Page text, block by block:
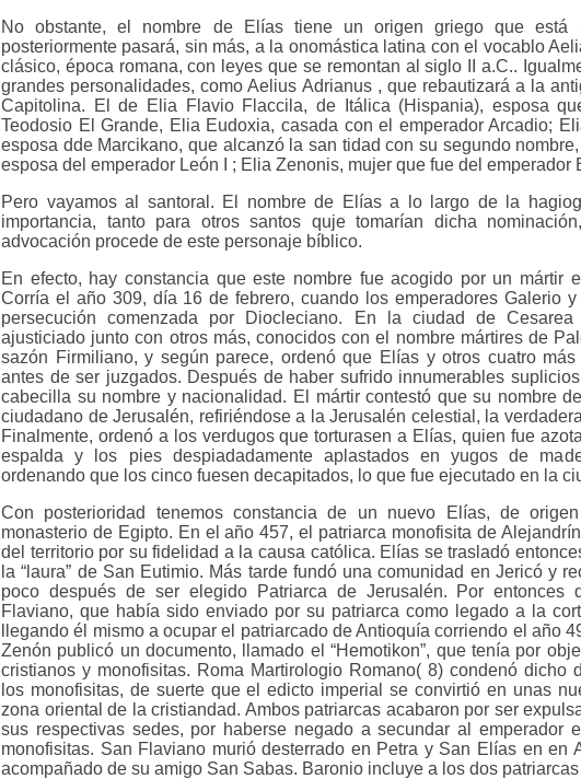
No obstante, el nombre de Elías tiene un origen griego que está
posteriormente pasará, sin más, a la onomástica latina con el vocablo
clásico, época romana, con leyes que se remontan al siglo II a.C..
grandes personalidades, como Aelius Adrianus , que rebautizará a la
Capitolina. El de Elia Flavio Flaccila, de Itálica (Hispania), esposa
Teodosio El Grande, Elia Eudoxia, casada con el emperador Arcadio;
esposa dde Marcikano, que alcanzó la san tidad con su segundo
esposa del emperador León I ; Elia Zenonis, mujer que fue del emperador
Pero vayamos al santoral. El nombre de Elías a lo largo de la
importancia, tanto para otros santos quje tomarían dicha
advocación procede de este personaje bíblico.
En efecto, hay constancia que este nombre fue acogido por un mártir
Corría el año 309, día 16 de febrero, cuando los emperadores Galerio
persecución comenzada por Diocleciano. En la ciudad de
ajusticiado junto con otros más, conocidos con el nombre mártires de
sazón Firmiliano, y según parece, ordenó que Elías y otros cuatro
antes de ser juzgados. Después de haber sufrido innumerables
cabecilla su nombre y nacionalidad. El mártir contestó que su nombre
ciudadano de Jerusalén, refiriéndose a la Jerusalén celestial, la
Finalmente, ordenó a los verdugos que torturasen a Elías, quien fue
espalda y los pies despiadadamente aplastados en yugos de
ordenando que los cinco fuesen decapitados, lo que fue ejecutado en la
Con posterioridad tenemos constancia de un nuevo Elías, de
monasterio de Egipto. En el año 457, el patriarca monofisita de
del territorio por su fidelidad a la causa católica. Elías se trasladó
la “laura” de San Eutimio. Más tarde fundó una comunidad en Jericó y
poco después de ser elegido Patriarca de Jerusalén. Por entonces
Flaviano, que había sido enviado por su patriarca como legado a la
llegando él mismo a ocupar el patriarcado de Antioquía corriendo el año
Zenón publicó un documento, llamado el “Hemotikon”, que tenía por
cristianos y monofisitas. Roma Martirologio Romano( 8) condenó dicho
los monofisitas, de suerte que el edicto imperial se convirtió en unas
zona oriental de la cristiandad. Ambos patriarcas acabaron por ser
sus respectivas sedes, por haberse negado a secundar al emperador
monofisitas. San Flaviano murió desterrado en Petra y San Elías en en
acompañado de su amigo San Sabas. Baronio incluye a los dos patriarcas